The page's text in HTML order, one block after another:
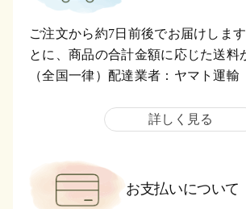
ご注文から約7日前後でお届けしま
とに、商品の合計金額に応じた送料
（全国一律）配達業者：ヤマト運輸
詳しく見る
お支払いについて